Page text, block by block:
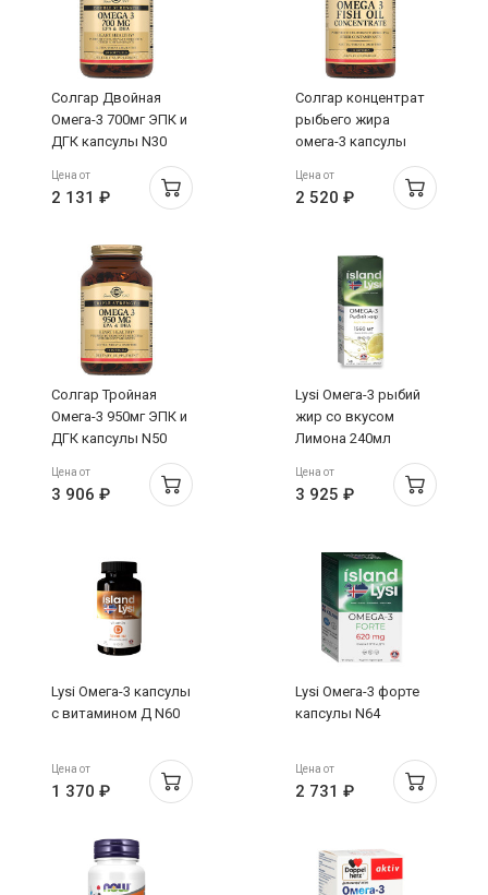
Солгар Двойная
Омега-3 700мг ЭПК и
ДГК капсулы N30
Цена от
2 131 ₽
Солгар концентрат
рыбьего жира
омега-3 капсулы
Цена от
2 520 ₽
Солгар Тройная
Омега-3 950мг ЭПК и
ДГК капсулы N50
Цена от
3 906 ₽
Lysi Омега-3 рыбий
жир со вкусом
Лимона 240мл
Цена от
3 925 ₽
Lysi Омега-3 капсулы
с витамином Д N60
Цена от
1 370 ₽
Lysi Омега-3 форте
капсулы N64
Цена от
2 731 ₽